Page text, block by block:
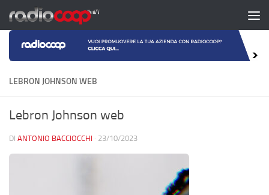
Salta al contenuto
LEBRON JOHNSON WEB
Lebron Johnson web
DI ANTONIO BACCIOCCHI · 23/10/2023